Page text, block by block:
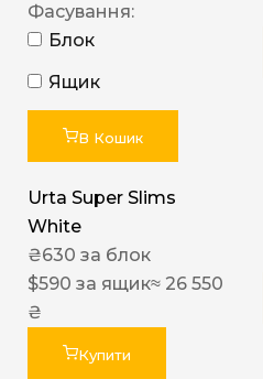
Фасування:
Блок
Ящик
В Кошик
Urta Super Slims
White
₴630 за блок
$590 за ящик≈ 26 550
₴
Купити